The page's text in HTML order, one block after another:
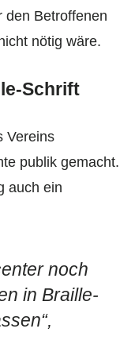
den Betroffenen
nötig wäre.
Schrift
Vereins
publik gemacht.
auch ein
noch
in Braille-